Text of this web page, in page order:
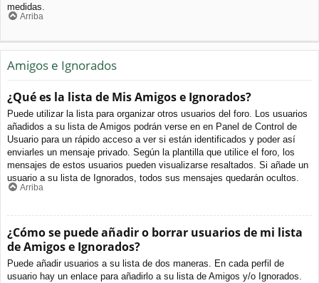
medidas.
Arriba
Amigos e Ignorados
¿Qué es la lista de Mis Amigos e Ignorados?
Puede utilizar la lista para organizar otros usuarios del foro. Los usuarios
añadidos a su lista de Amigos podrán verse en en Panel de Control de
Usuario para un rápido acceso a ver si están identificados y poder así
enviarles un mensaje privado. Según la plantilla que utilice el foro, los
mensajes de estos usuarios pueden visualizarse resaltados. Si añade un
usuario a su lista de Ignorados, todos sus mensajes quedarán ocultos.
Arriba
¿Cómo se puede añadir o borrar usuarios de mi lista
de Amigos e Ignorados?
Puede añadir usuarios a su lista de dos maneras. En cada perfil de
usuario hay un enlace para añadirlo a su lista de Amigos y/o Ignorados.